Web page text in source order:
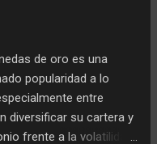
para tus finanzas?
emocional, sino
estratégica para tu
sanidad pública en
de oro es una
popularidad a lo
entre
diversificar su cartera y
frente a la volatilidad